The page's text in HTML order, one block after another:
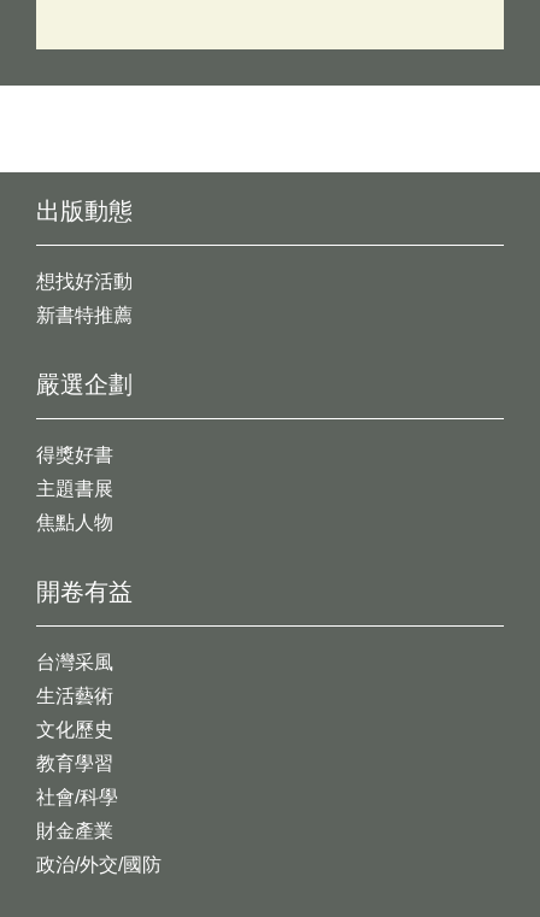
出版動態
想找好活動
新書特推薦
開卷有益
台灣采風
生活藝術
文化歷史
教育學習
社會/科學
財金產業
政治/外交/國防
嚴選企劃
得獎好書
主題書展
焦點人物